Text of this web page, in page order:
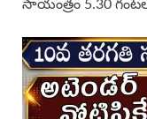
సాయంత్రం 5.30